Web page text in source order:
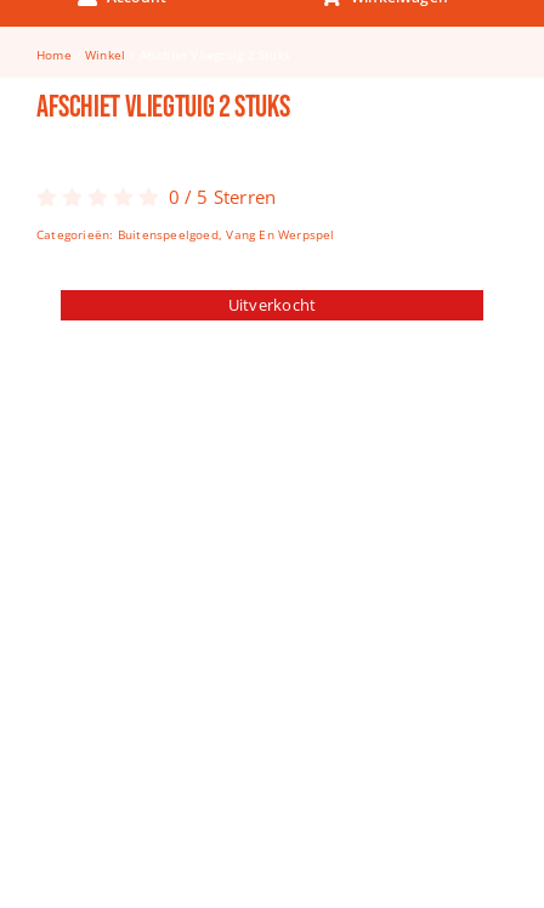
Keuken & Tafelen
Kinderfietsen
Knutselen
Spellen
Puzzels
Home Winkel
Afschiet Vliegtuig 2 Stuks
0 / 5 Sterren
Categorieën: Buitenspeelgoed,Vang En Werpspel
Uitverkocht